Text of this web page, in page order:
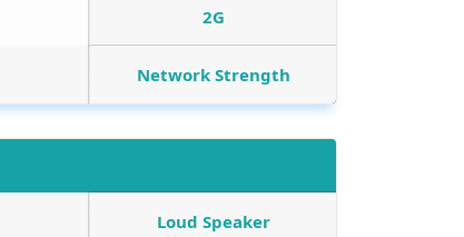
2G
Network Strength
Loud Speaker